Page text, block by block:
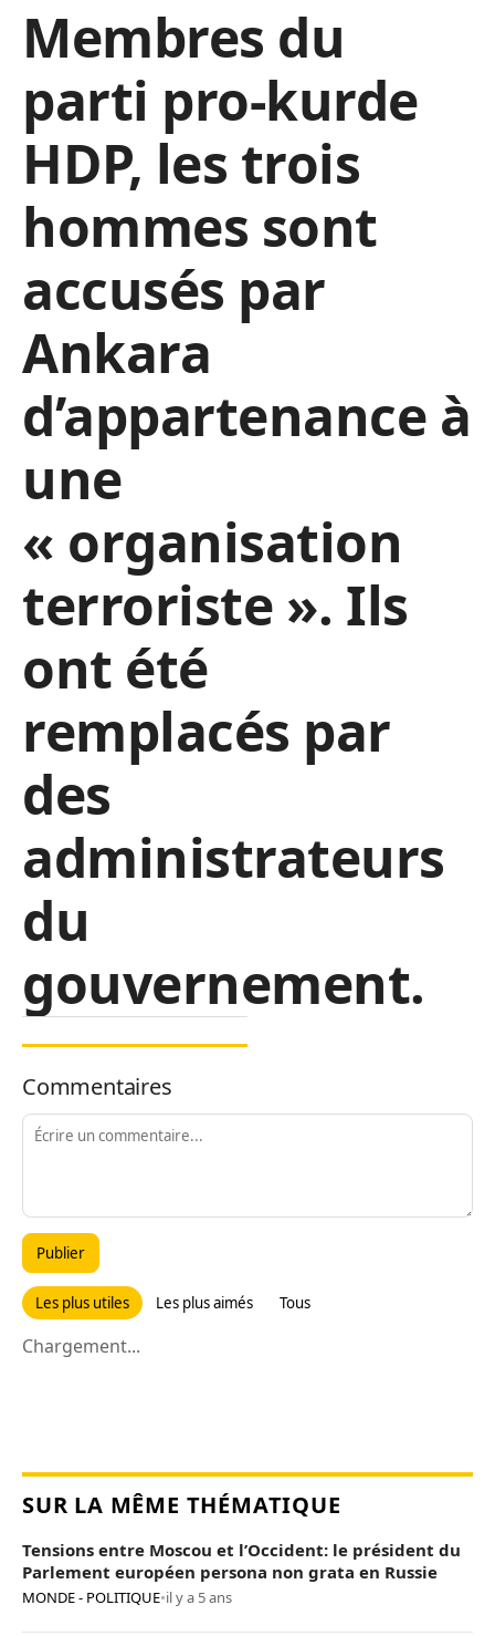
Membres du
parti pro-kurde
HDP, les trois
hommes sont
accusés par
Ankara
d’appartenance à
une
« organisation
terroriste ». Ils
ont été
remplacés par
des
administrateurs
du
gouvernement.
Commentaires
Publier
Les plus utiles Les plus aimés Tous
Chargement...
SUR LA MÊME THÉMATIQUE
Tensions entre Moscou et l’Occident: le président du
Parlement européen persona non grata en Russie
MONDE - POLITIQUE•il y a 5 ans